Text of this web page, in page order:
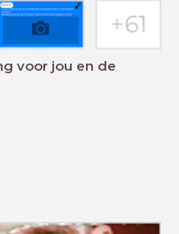
voor jou en de